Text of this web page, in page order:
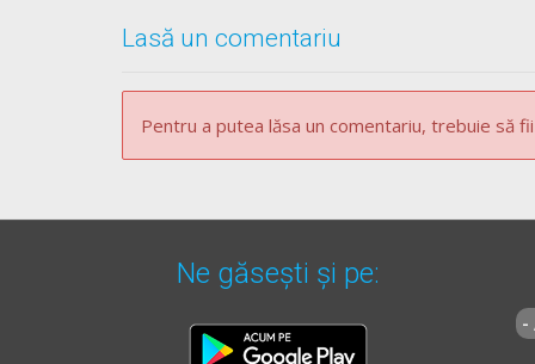
Lasă un comentariu
Pentru a putea lăsa un comentariu, trebuie să
Ne găsești și pe:
-